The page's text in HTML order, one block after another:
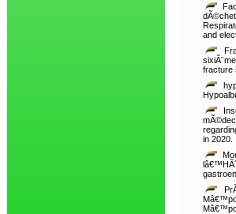
and
fracture
in 2020.